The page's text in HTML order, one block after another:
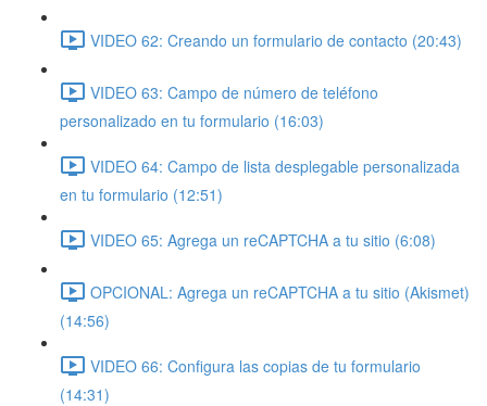
VIDEO 62: Creando un formulario de contacto (20:43)
VIDEO 63: Campo de número de teléfono
personalizado en tu formulario (16:03)
VIDEO 64: Campo de lista desplegable personalizada
en tu formulario (12:51)
VIDEO 65: Agrega un reCAPTCHA a tu sitio (6:08)
OPCIONAL: Agrega un reCAPTCHA a tu sitio (Akismet)
(14:56)
VIDEO 66: Configura las copias de tu formulario
(14:31)